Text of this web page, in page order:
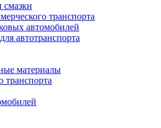
смазки
транспорта
автомобилей
автотранспорта
материалы
транспорта